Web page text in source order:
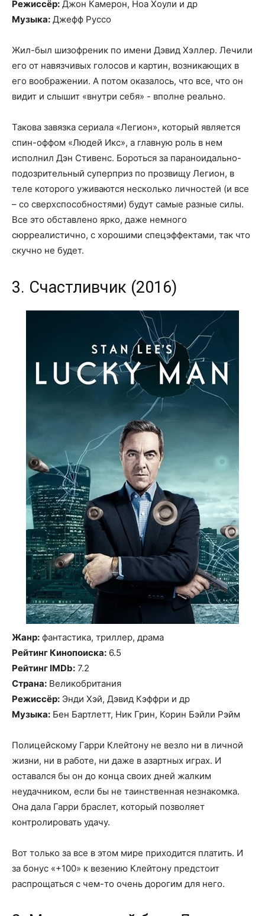
Режиссёр: Джон Камерон, Ноа Хоули и др
Музыка: Джефф Руссо
Жил-был шизофреник по имени Дэвид Хэллер. Лечили
его от навязчивых голосов и картин, возникающих в
его воображении. А потом оказалось, что все, что он
видит и слышит «внутри себя» - вполне реально.
Такова завязка сериала «Легион», который является
спин-оффом «Людей Икс», а главную роль в нем
исполнил Дэн Стивенс. Бороться за параноидально-
подозрительный суперприз по прозвищу Легион, в
теле которого уживаются несколько личностей (и все
– со сверхспособностями) будут самые разные силы.
Все это обставлено ярко, даже немного
сюрреалистично, с хорошими спецэффектами, так что
скучно не будет.
3. Счастливчик (2016)
Жанр: фантастика, триллер, драма
Рейтинг Кинопоиска: 6.5
Рейтинг IMDb: 7.2
Страна: Великобритания
Режиссёр: Энди Хэй, Дэвид Кэффри и др
Музыка: Бен Бартлетт, Ник Грин, Корин Бэйли Рэйм
Полицейскому Гарри Клейтону не везло ни в личной
жизни, ни в работе, ни даже в азартных играх. И
оставался бы он до конца своих дней жалким
неудачником, если бы не таинственная незнакомка.
Она дала Гарри браслет, который позволяет
контролировать удачу.
Вот только за все в этом мире приходится платить. И
за бонус «+100» к везению Клейтону предстоит
распрощаться с чем-то очень дорогим для него.